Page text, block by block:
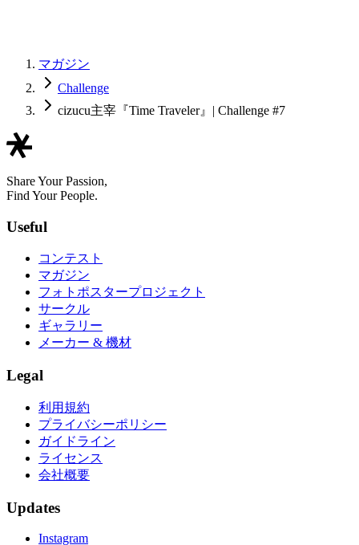
マガジン
Challenge
cizucu主宰『Time Traveler』| Challenge #7
Share Your Passion,
Find Your People.
Useful
コンテスト
マガジン
フォトポスタープロジェクト
サークル
ギャラリー
メーカー & 機材
Legal
利用規約
プライバシーポリシー
ガイドライン
ライセンス
会社概要
Updates
Instagram